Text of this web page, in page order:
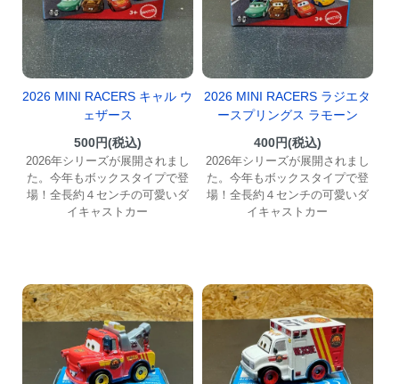
2026 MINI RACERS キャル ウ
ェザース
500円(税込)
2026年シリーズが展開されまし
た。今年もボックスタイプで登
場！全長約４センチの可愛いダ
イキャストカー
2026 MINI RACERS ラジエタ
ースプリングス ラモーン
400円(税込)
2026年シリーズが展開されまし
た。今年もボックスタイプで登
場！全長約４センチの可愛いダ
イキャストカー